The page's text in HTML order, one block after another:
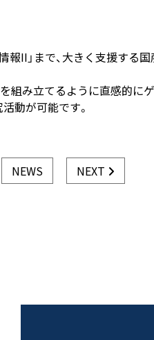
報II」まで、大きく支援する
組み立てるように直感的に
動が可能です。
NEWS NEXT